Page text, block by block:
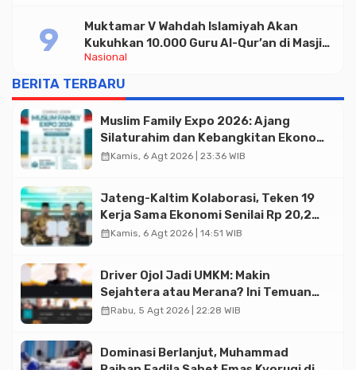
Nasional
Muktamar V Wahdah Islamiyah Akan
Kukuhkan 10.000 Guru Al-Qur’an di Masjid
Istiqlal
BERITA TERBARU
Muslim Family Expo 2026: Ajang
Silaturahim dan Kebangkitan Ekonomi
Halal di Jakarta
calendar_monthKamis, 6 Agt 2026 | 23:36 WIB
Jateng-Kaltim Kolaborasi, Teken 19
Kerja Sama Ekonomi Senilai Rp 20,2
Triliun
calendar_monthKamis, 6 Agt 2026 | 14:51 WIB
Driver Ojol Jadi UMKM: Makin
Sejahtera atau Merana? Ini Temuan
Diskusi Paramadina
calendar_monthRabu, 5 Agt 2026 | 22:28 WIB
Dominasi Berlanjut, Muhammad